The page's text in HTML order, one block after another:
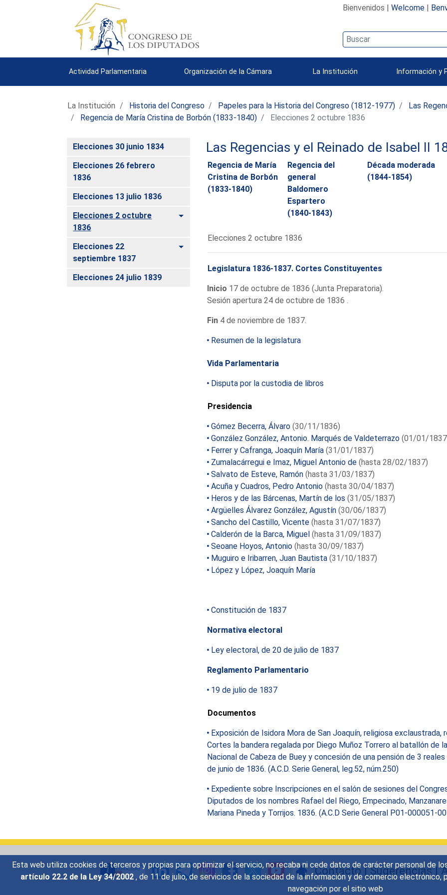
Esta web utiliza cookies de terceros y propias para optimizar el servicio, no recaba ni cede datos de carácter personal de
artículo 22.2 de la Ley 34/2002 , de 11 de julio, de servicios de la sociedad de la información y de comercio
navegación por el sitio web
Bienvenidos | Welcome|
Actividad Parlamentaria Organización de la Cámara La Institución Información y
La Institución Historia del Congreso Papeles para la Historia del Congreso (1812-1977)
Las
Regencia de María Cristina de Borbón (1833-1840)
Elecciones 2 octubre 1836
Elecciones 30 junio 1834
Elecciones 26 febrero
1836
Elecciones 13 julio 1836
Elecciones 2 octubre
1836
Alternar
Elecciones 22
septiembre 1837
Alternar
Elecciones 24 julio 1839
Las Regencias y el Reinado de Isabel II
Regencia de María
Cristina de Borbón
(1833-1840)
Regencia del
general
Baldomero
Espartero
(1840-1843)
Década moderada
(1844-1854)
Elecciones 2 octubre 1836
Legislatura 1836-1837. Cortes Constituyentes
Inicio 17 de octubre de 1836 (Junta Preparatoria).
Sesión apertura 24 de octubre de 1836 .
Fin4 de noviembre de 1837.
Resumen de la legislatura
Vida Parlamentaria
Disputa por la custodia de libros
Presidencia
Gómez Becerra, Álvaro(30/11/1836)
González González, Antonio. Marqués de Valdeterrazo(01/01/
Ferrer y Cafranga, Joaquín María(31/01/1837)
Zumalacárregui e Imaz, Miguel Antonio de (hasta 28/02/1837)
Salvato de Esteve, Ramón(hasta 31/03/1837)
Acuña y Cuadros, Pedro Antonio(hasta 30/04/1837)
Heros y de las Bárcenas, Martín de los (31/05/1837)
Argüelles Álvarez González, Agustín(30/06/1837)
Sancho del Castillo, Vicente(hasta 31/07/1837)
Calderón de la Barca, Miguel(hasta 31/09/1837)
Seoane Hoyos, Antonio(hasta 30/09/1837)
Muguiro e Iribarren, Juan Bautista(31/10/1837)
López y López, Joaquín María
Constitución de 1837
Normativa electoral
Ley electoral, de 20 de julio de 1837
Reglamento Parlamentario
19 de julio de 1837
Documentos
Exposición de Isidora Mora de San Joaquín, religiosa exclaustrada,
Cortes la bandera regalada por Diego Muñoz Torrero al batallón de
Nacional de Cabeza de Buey y concesión de una pensión de 3
de junio de 1836. (A.C.D. Serie General, leg.52, núm.250)
Expediente sobre Inscripciones en el salón de sesiones del
Diputados de los nombres Rafael del Riego, Empecinado,
Mariana Pineda y Torrijos. 1836. (A.C.D Serie General P01-000051-
Contacto|Sugerencias|